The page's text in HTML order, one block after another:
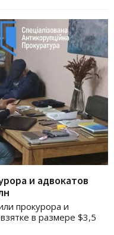
и адвокатов
прокурора и
в размере $3,5